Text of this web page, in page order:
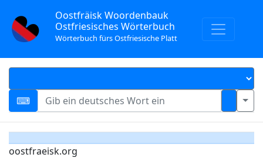
Oostfräisk Woordenbauk
Ostfriesisches Wörterbuch
Wörterbuch fürs Ostfriesische Platt
oostfraeisk.org